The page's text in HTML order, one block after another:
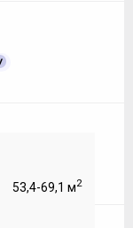
53,4-69,1 м2